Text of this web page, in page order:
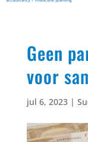
Geen
voor
jul 6, 2023|